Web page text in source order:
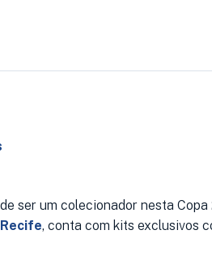
ser um colecionador nesta Copa
, conta com kits exclusivos